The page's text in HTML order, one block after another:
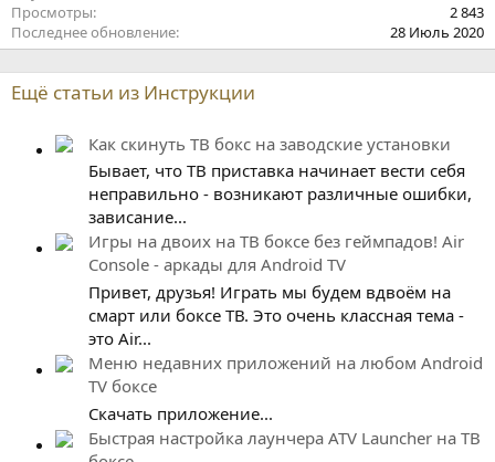
Просмотры
2 843
Последнее обновление
28 Июль 2020
Ещё статьи из Инструкции
Как скинуть ТВ бокс на заводские установки
Бывает, что ТВ приставка начинает вести себя
неправильно - возникают различные ошибки,
зависание...
Игры на двоих на ТВ боксе без геймпадов! Air
Console - аркады для Android TV
Привет, друзья! Играть мы будем вдвоём на
смарт или боксе ТВ. Это очень классная тема -
это Air...
Меню недавних приложений на любом Android
TV боксе
Скачать приложение...
Быстрая настройка лаунчера ATV Launcher на ТВ